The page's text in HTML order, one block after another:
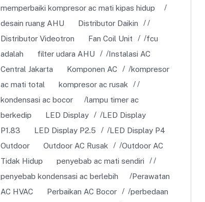
memperbaiki kompresor ac mati kipas hidup
desain ruang AHU
Distributor Daikin
Distributor Videotron
Fan Coil Unit
fcu
adalah
filter udara AHU
Instalasi AC
Central Jakarta
Komponen AC
kompresor
ac mati total
kompresor ac rusak
kondensasi ac bocor
lampu timer ac
berkedip
LED Display
LED Display
P1.83
LED Display P2.5
LED Display P4
Outdoor
Outdoor AC Rusak
Outdoor AC
Tidak Hidup
penyebab ac mati sendiri
penyebab kondensasi ac berlebih
Perawatan
AC HVAC
Perbaikan AC Bocor
perbedaan